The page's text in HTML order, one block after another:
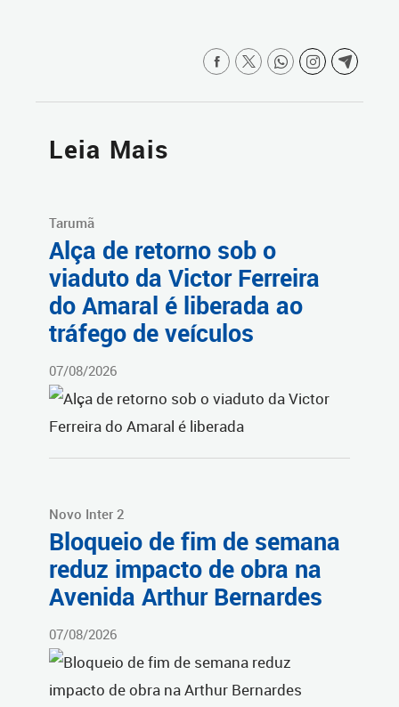
Leia Mais
Tarumã
Alça de retorno sob o
viaduto da Victor Ferreira
do Amaral é liberada ao
tráfego de veículos
07/08/2026
Novo Inter 2
Bloqueio de fim de semana
reduz impacto de obra na
Avenida Arthur Bernardes
07/08/2026